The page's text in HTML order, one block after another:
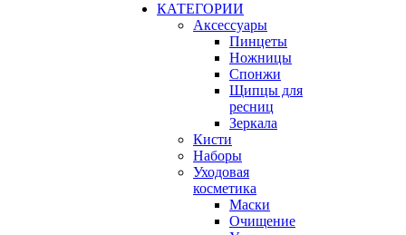
КАТЕГОРИИ
Аксессуары
Пинцеты
Ножницы
Спонжи
Щипцы для
ресниц
Зеркала
Кисти
Наборы
Уходовая
косметика
Маски
Очищение